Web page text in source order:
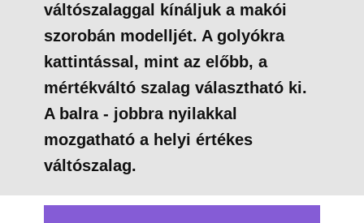
váltószalaggal kínáljuk a makói
szorobán modelljét. A golyókra
kattintással, mint az előbb, a
mértékváltó szalag választható ki.
A balra - jobbra nyilakkal
mozgatható a helyi értékes
váltószalag.